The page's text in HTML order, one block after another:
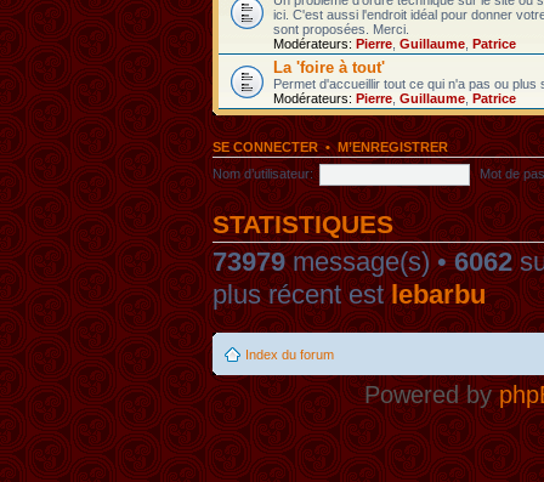
ici. C'est aussi l'endroit idéal pour donner
sont proposées. Merci.
Modérateurs: Pierre Guillaume Patrice
La 'foire à tout'
Permet d'accueillir tout ce qui n'a pas ou
Modérateurs: Pierre Guillaume Patrice
SE CONNECTER•M’ENREGISTRER
Nom d’utilisateur:
Mot de
STATISTIQUES
73979message(s) •6062
plus récent estlebarbu
Index du forum
Powered by